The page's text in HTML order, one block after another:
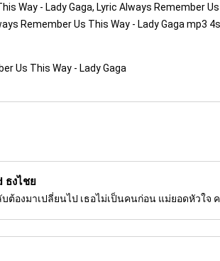
Way - Lady Gaga, Lyric Always Remember
Remember Us This Way - Lady Gaga mp3
Us This Way - Lady Gaga
ธงไชย
บต้องมาเปลี่ยนไป เธอไม่เป็นคนก่อน แม่ยอดหัวใ